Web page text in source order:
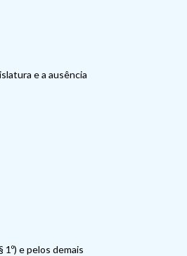
e a ausência
e pelos demais